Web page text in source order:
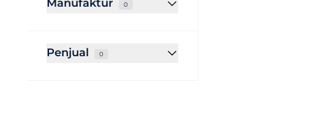
Manufaktur 0
Penjual 0